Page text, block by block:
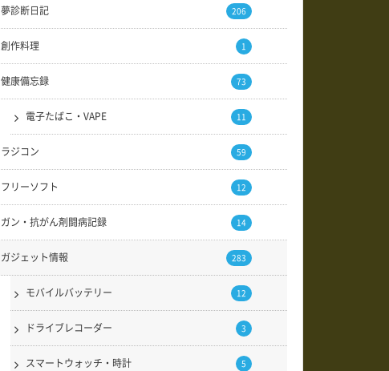
夢診断日記 206
創作料理 1
健康備忘録 73
電子たばこ・VAPE 11
ラジコン 59
フリーソフト 12
ガン・抗がん剤闘病記録 14
ガジェット情報 283
モバイルバッテリー 12
ドライブレコーダー 3
スマートウォッチ・時計 5